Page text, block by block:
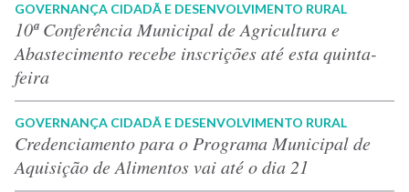
GOVERNANÇA CIDADÃ E DESENVOLVIMENTO RURAL
10ª Conferência Municipal de Agricultura e
Abastecimento recebe inscrições até esta quinta-
feira
GOVERNANÇA CIDADÃ E DESENVOLVIMENTO RURAL
Credenciamento para o Programa Municipal de
Aquisição de Alimentos vai até o dia 21